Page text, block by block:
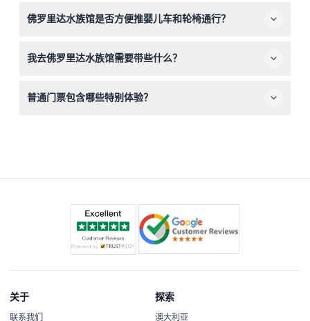
因为门票必须在选择的日期和时间使用。
佛罗里达水族馆是否方便推婴儿车和轮椅通行？
求的家庭和游客参观。
我去佛罗里达水族馆需要带些什么？
动辅助工具。请注意，停车需现场付费，费用不包含在门票
普通门票包含哪些特别体验？
关于
联系我们
探索
澳大利亚